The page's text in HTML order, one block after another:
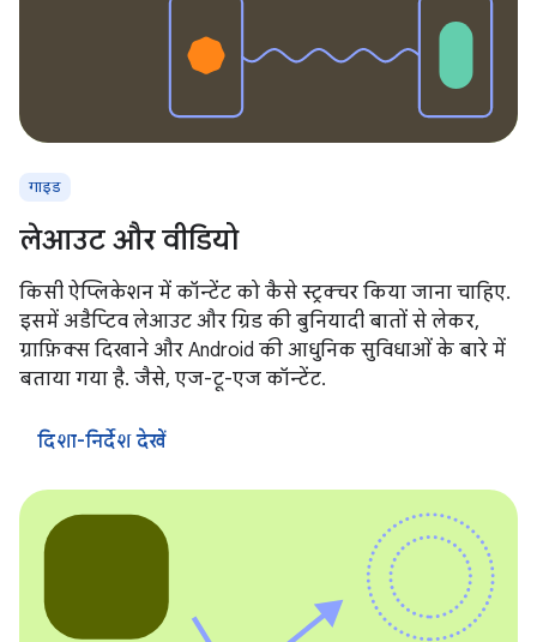
गाइड
लेआउट और वीडियो
किसी ऐप्लिकेशन में कॉन्टेंट को कैसे स्ट्रक्चर किया जाना चाहिए.
इसमें अडैप्टिव लेआउट और ग्रिड की बुनियादी बातों से लेकर,
ग्राफ़िक्स दिखाने और Android की आधुनिक सुविधाओं के बारे में
बताया गया है. जैसे, एज-टू-एज कॉन्टेंट.
दिशा-निर्देश देखें